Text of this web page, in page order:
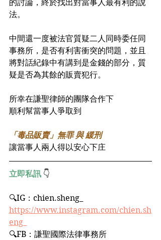
的討論，終於找出對當事人最有利的說
法。
中間還一度被法官質疑二人同時委任同
事務所，是否有利害衝突的問題，並且
將對話紀錄中有講到是金錢的部分，質
疑是否為其餘的販賣犯行。
所幸在謙聖律師的團隊合作下
順利幫當事人爭取到
「毒品販賣」無罪 與 緩刑
讓當事人兩人得以安心下庄
立即私訊 👇
🔍IG：chien.sheng_﻿
https://www.instagram.com/chien.sh
eng_
🔍FB：謙聖國際法律事務所﻿